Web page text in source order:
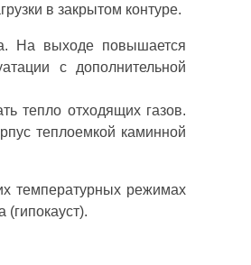
в закрытом контуре.
На выходе повышается
с дополнительной
тепло отходящих газов.
теплоемкой каминной
температурных режимах